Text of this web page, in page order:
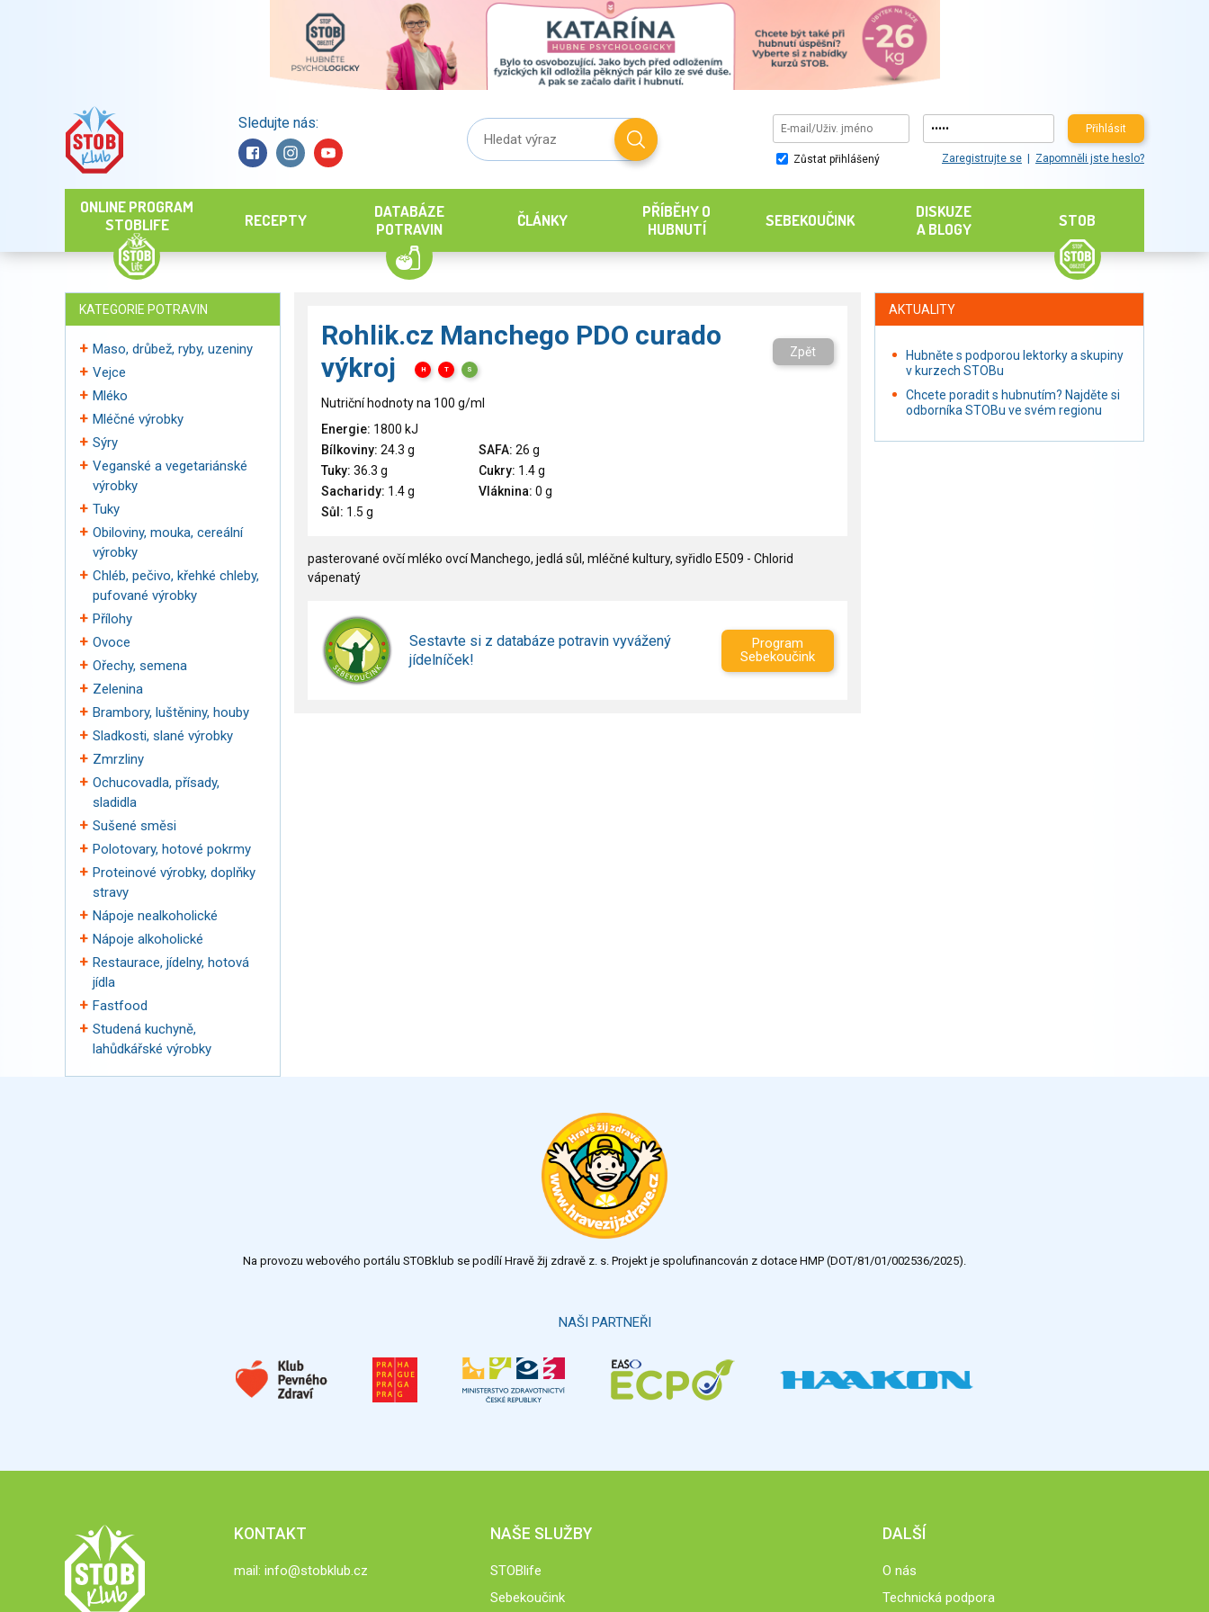
Sledujte nás: Přihlásit
Zůstat přihlášený Zaregistrujte se Zapomněli jste heslo?
ONLINE PROGRAM
STOBLIFE
RECEPTY
DATABÁZE
POTRAVIN
ČLÁNKY
PŘÍBĚHY O
HUBNUTÍ
SEBEKOUČINK
DISKUZE
A BLOGY
STOB
KATEGORIE POTRAVIN
Maso, drůbež, ryby, uzeniny
Vejce
Mléko
Mléčné výrobky
Sýry
Veganské a vegetariánské
výrobky
Tuky
Obiloviny, mouka, cereální
výrobky
Chléb, pečivo, křehké chleby,
pufované výrobky
Přílohy
Ovoce
Ořechy, semena
Zelenina
Brambory, luštěniny, houby
Sladkosti, slané výrobky
Zmrzliny
Ochucovadla, přísady,
sladidla
Sušené směsi
Polotovary, hotové pokrmy
Proteinové výrobky, doplňky
stravy
Nápoje nealkoholické
Nápoje alkoholické
Restaurace, jídelny, hotová
jídla
Fastfood
Studená kuchyně,
lahůdkářské výrobky
Rohlik.cz Manchego PDO curado
výkroj
H T S
Zpět
Nutriční hodnoty na 100 g/ml
Energie: 1800 kJ
Bílkoviny: 24.3 g SAFA: 26 g
Tuky: 36.3 g Cukry: 1.4 g
Sacharidy: 1.4 g Vláknina: 0 g
Sůl: 1.5 g
pasterované ovčí mléko ovcí Manchego, jedlá sůl, mléčné kultury, syřidlo E509 - Chlorid
vápenatý
Sestavte si z databáze potravin vyvážený
jídelníček!
Program
Sebekoučink
AKTUALITY
Hubněte s podporou lektorky a skupiny
v kurzech STOBu
Chcete poradit s hubnutím? Najděte si
odborníka STOBu ve svém regionu
Na provozu webového portálu STOBklub se podílí Hravě žij zdravě z. s. Projekt je spolufinancován z dotace HMP (DOT/81/01/002536/2025).
NAŠI PARTNEŘI
KONTAKT
mail: info@stobklub.cz
NAŠE SLUŽBY
STOBlife
Sebekoučink
DALŠÍ
O nás
Technická podpora